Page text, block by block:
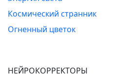
Космический странник
Огненный цветок
НЕЙРОКОРРЕКТОРЫ